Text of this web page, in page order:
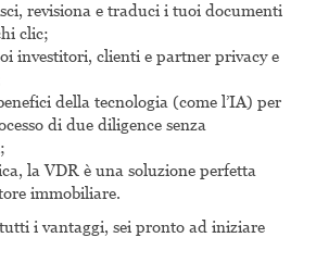
revisiona e traduci i tuoi documenti
clic;
investitori, clienti e partner privacy e
della tecnologia (come l’IA) per
di due diligence senza
la VDR è una soluzione perfetta
immobiliare.
i vantaggi, sei pronto ad iniziare